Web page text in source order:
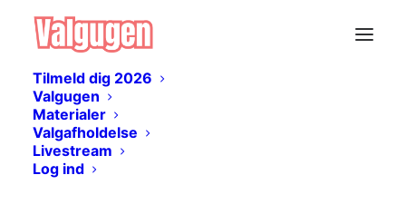
Tilmeld dig 2026
Valgugen
Materialer
Valgafholdelse
Livestream
Log ind